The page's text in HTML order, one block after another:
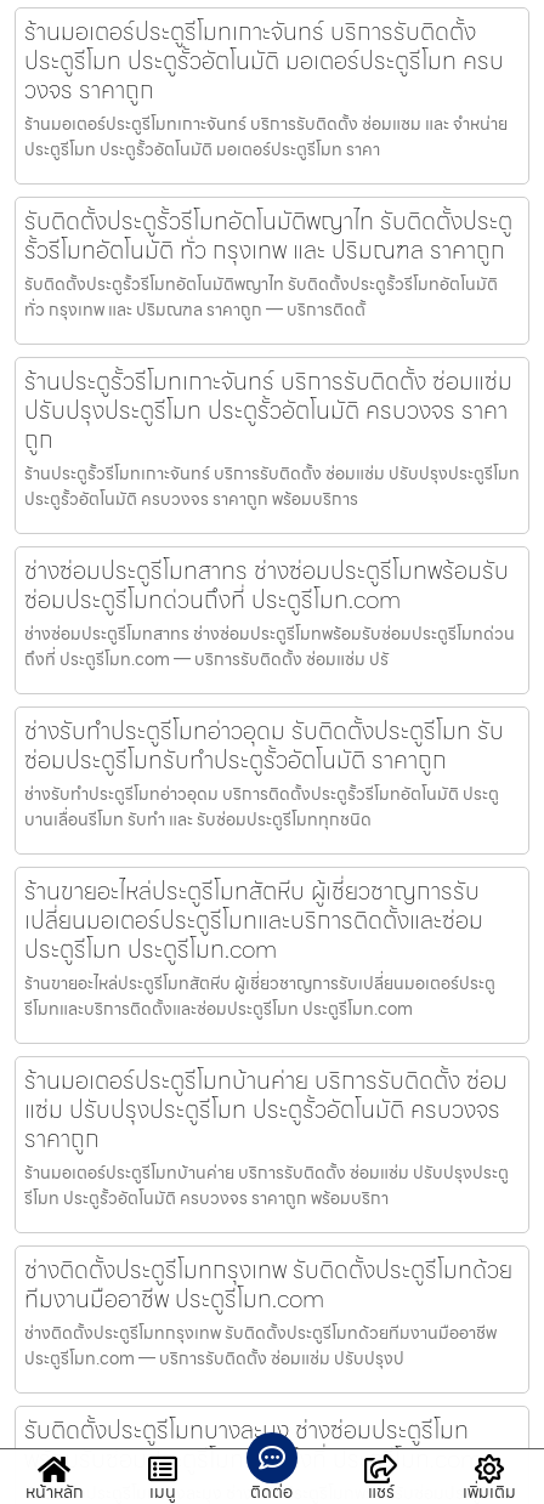
ร้านมอเตอร์ประตูรีโมทเกาะจันทร์ บริการรับติดตั้ง
ประตูรีโมท ประตูรั้วอัตโนมัติ มอเตอร์ประตูรีโมท ครบ
วงจร ราคาถูก
ร้านมอเตอร์ประตูรีโมทเกาะจันทร์ บริการรับติดตั้ง ซ่อมแซม และ จำหน่าย
ประตูรีโมท ประตูรั้วอัตโนมัติ มอเตอร์ประตูรีโมท ราคา
รับติดตั้งประตูรั้วรีโมทอัตโนมัติพญาไท รับติดตั้งประตู
รั้วรีโมทอัตโนมัติ ทั่ว กรุงเทพ และ ปริมณฑล ราคาถูก
รับติดตั้งประตูรั้วรีโมทอัตโนมัติพญาไท รับติดตั้งประตูรั้วรีโมทอัตโนมัติ
ทั่ว กรุงเทพ และ ปริมณฑล ราคาถูก — บริการติดตั้
ร้านประตูรั้วรีโมทเกาะจันทร์ บริการรับติดตั้ง ซ่อมแซ่ม
ปรับปรุงประตูรีโมท ประตูรั้วอัตโนมัติ ครบวงจร ราคา
ถูก
ร้านประตูรั้วรีโมทเกาะจันทร์ บริการรับติดตั้ง ซ่อมแซ่ม ปรับปรุงประตูรีโมท
ประตูรั้วอัตโนมัติ ครบวงจร ราคาถูก พร้อมบริการ
ช่างซ่อมประตูรีโมทสาทร ช่างซ่อมประตูรีโมทพร้อมรับ
ซ่อมประตูรีโมทด่วนถึงที่ ประตูรีโมท.com
ช่างซ่อมประตูรีโมทสาทร ช่างซ่อมประตูรีโมทพร้อมรับซ่อมประตูรีโมทด่วน
ถึงที่ ประตูรีโมท.com — บริการรับติดตั้ง ซ่อมแซ่ม ปรั
ช่างรับทำประตูรีโมทอ่าวอุดม รับติดตั้งประตูรีโมท รับ
ซ่อมประตูรีโมทรับทำประตูรั้วอัตโนมัติ ราคาถูก
ช่างรับทำประตูรีโมทอ่าวอุดม บริการติดตั้งประตูรั้วรีโมทอัตโนมัติ ประตู
บานเลื่อนรีโมท รับทำ และ รับซ่อมประตูรีโมททุกชนิด
ร้านขายอะไหล่ประตูรีโมทสัตหีบ ผู้เชี่ยวชาญการรับ
เปลี่ยนมอเตอร์ประตูรีโมทและบริการติดตั้งและซ่อม
ประตูรีโมท ประตูรีโมท.com
ร้านขายอะไหล่ประตูรีโมทสัตหีบ ผู้เชี่ยวชาญการรับเปลี่ยนมอเตอร์ประตู
รีโมทและบริการติดตั้งและซ่อมประตูรีโมท ประตูรีโมท.com
ร้านมอเตอร์ประตูรีโมทบ้านค่าย บริการรับติดตั้ง ซ่อม
แซ่ม ปรับปรุงประตูรีโมท ประตูรั้วอัตโนมัติ ครบวงจร
ราคาถูก
ร้านมอเตอร์ประตูรีโมทบ้านค่าย บริการรับติดตั้ง ซ่อมแซ่ม ปรับปรุงประตู
รีโมท ประตูรั้วอัตโนมัติ ครบวงจร ราคาถูก พร้อมบริกา
ช่างติดตั้งประตูรีโมทกรุงเทพ รับติดตั้งประตูรีโมทด้วย
ทีมงานมืออาชีพ ประตูรีโมท.com
ช่างติดตั้งประตูรีโมทกรุงเทพ รับติดตั้งประตูรีโมทด้วยทีมงานมืออาชีพ
ประตูรีโมท.com — บริการรับติดตั้ง ซ่อมแซ่ม ปรับปรุงป
รับติดตั้งประตูรีโมทบางละมุง ช่างซ่อมประตูรีโมท
พร้อมรับซ่อมประตูรีโมทด่วนถึงที่ ประตูรีโมท.com
รับติดตั้งประตูรีโมทบางละมุง ช่างซ่อมประตูรีโมทพร้อมรับซ่อมประตูรีโมท
หน้าหลัก เมนู ติดต่อ แชร์ เพิ่มเติม